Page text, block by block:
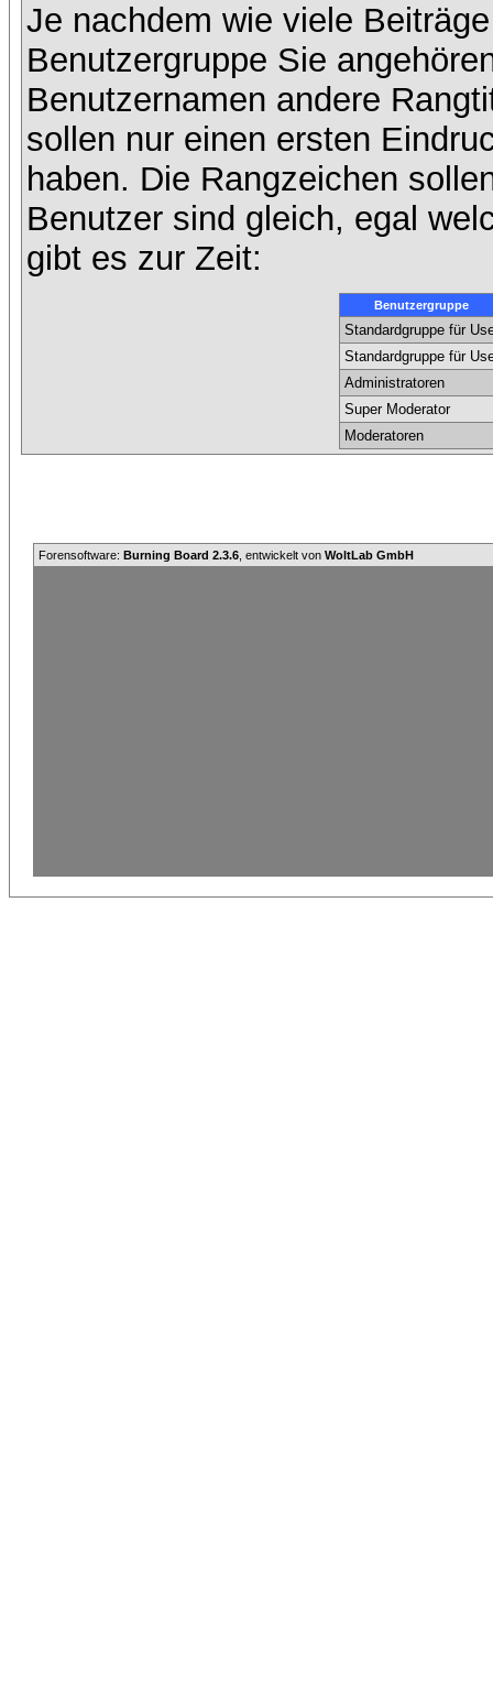
Je nachdem wie viele
Benutzergruppe Sie
Benutzernamen andere
sollen nur einen ersten
haben. Die Rangzeichen
Benutzer sind gleich, egal
gibt es zur Zeit:
Benutzergruppe
Standardgruppe für
Standardgruppe für
Administratoren
Super Moderator
Moderatoren
Forensoftware: Burning Board 2.3.6 , entwickelt von WoltLab GmbH